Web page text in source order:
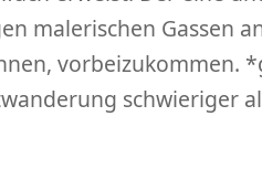
malerischen Gassen
vorbeizukommen.
schwieriger